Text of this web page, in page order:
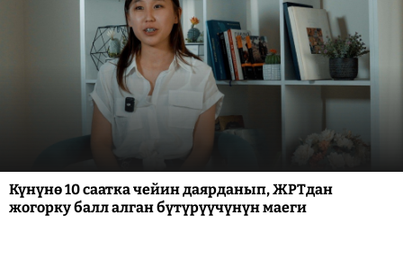
Күнүнө 10 саатка чейин даярданып, ЖРТдан
жогорку балл алган бүтүрүүчүнүн маеги